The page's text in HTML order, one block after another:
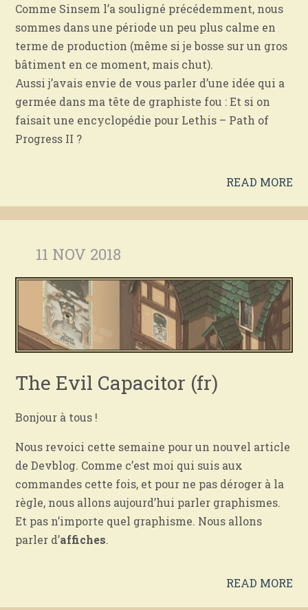
Comme Sinsem l’a souligné précédemment, nous
sommes dans une période un peu plus calme en
terme de production (même si je bosse sur un gros
bâtiment en ce moment, mais chut).
Aussi j’avais envie de vous parler d’une idée qui a
germée dans ma tête de graphiste fou : Et si on
faisait une encyclopédie pour Lethis – Path of
Progress II ?
READ MORE
11 NOV 2018
The Evil Capacitor (fr)
Bonjour à tous !
Nous revoici cette semaine pour un nouvel article
de Devblog. Comme c’est moi qui suis aux
commandes cette fois, et pour ne pas déroger à la
règle, nous allons aujourd’hui parler graphismes.
Et pas n’importe quel graphisme. Nous allons
parler d’affiches.
READ MORE